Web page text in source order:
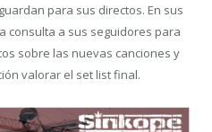
para sus directos. En sus
consulta a sus seguidores para
sobre las nuevas canciones y
valorar el set list final.